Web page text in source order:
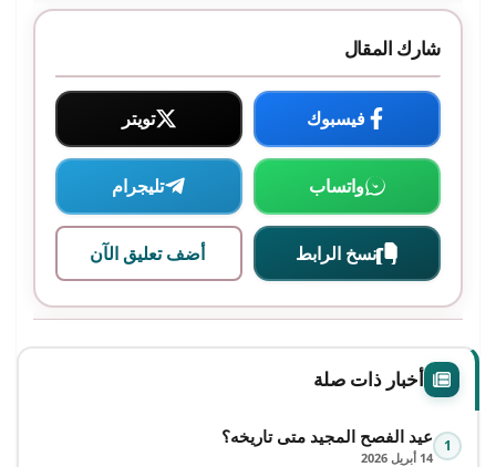
شارك المقال
فيسبوك تويتر
واتساب تليجرام
نسخ الرابط أضف تعليق الآن
أخبار ذات صلة
1 عيد الفصح المجيد متى تاريخه؟
14 أبريل 2026